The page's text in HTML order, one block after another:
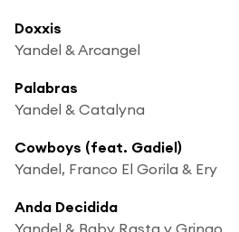
Doxxis
Yandel & Arcangel
Palabras
Yandel & Catalyna
Cowboys (feat. Gadiel)
Yandel, Franco El Gorila & Ery
Anda Decidida
Yandel & Baby Rasta y Gringo